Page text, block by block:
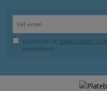
Souhlasím se zpracováním
newsletteru.